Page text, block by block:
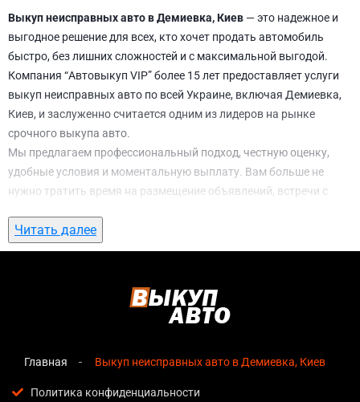
Выкуп неисправных авто в Демиевка, Киев — это надежное и
выгодное решение для всех, кто хочет продать автомобиль
быстро, без лишних сложностей и с максимальной выгодой.
Компания “Автовыкуп VIP” более 15 лет предоставляет услуги
выкуп неисправных авто по всей Украине, включая Демиевка,
Киев, и заслуженно считается одним из лидеров на рынке
срочного выкупа авто.
Мы предлагаем профессиональный подход, честную оценку,
удобные условия и моментальную выплату. Вам больше не
нужно тратить время на размещение объявлений, встречи с
ожидание. С нами вы можете
Демиевка, Киеввсего за 1 день.
неисправных авто в Демиевка, Киев
озвучивается сразу после обращения, без скрытых
Прозрачные условия— все этапы сделки полностью
Читать далее
Главная Выкуп неисправных авто в Демиевка, Киев
Политика конфиденциальности